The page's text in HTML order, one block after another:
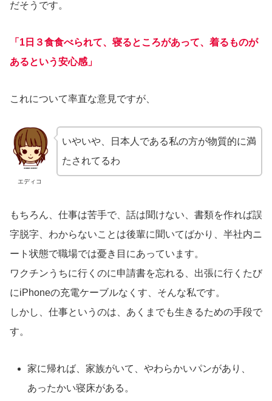
だそうです。
「1日３食食べられて、寝るところがあって、着るものが
あるという安心感」
これについて率直な意見ですが、
エディコ
いやいや、日本人である私の方が物質的に満
たされてるわ
もちろん、仕事は苦手で、話は聞けない、書類を作れば誤
字脱字、わからないことは後輩に聞いてばかり、半社内ニ
ート状態で職場では憂き目にあっています。
ワクチンうちに行くのに申請書を忘れる、出張に行くたび
にiPhoneの充電ケーブルなくす、そんな私です。
しかし、仕事というのは、あくまでも生きるための手段で
す。
家に帰れば、家族がいて、やわらかいパンがあり、
あったかい寝床がある。